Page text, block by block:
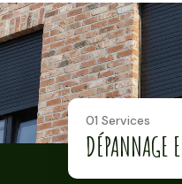
01 Services
DÉPANNAGE